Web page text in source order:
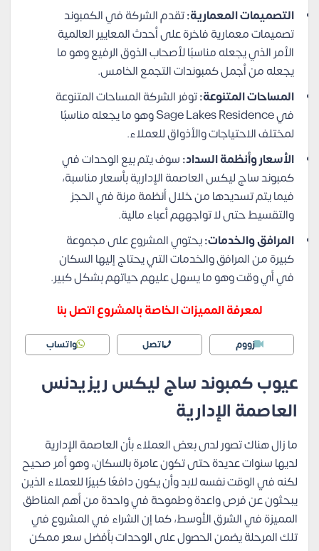
التصميمات المعمارية:تقدم الشركة في الكمبوند
تصميمات معمارية فاخرة على أحدث المعايير العالمية
الأمر الذي يجعله مناسبًا لأصحاب الذوق الرفيع وهو ما
يجعله من أجمل كمبوندات التجمع الخامس.
المساحات المتنوعة:توفر الشركة المساحات المتنوعة
في Sage Lakes Residence وهو ما يجعله مناسبًا
لمختلف الاحتياجات والأذواق للعملاء.
الأسعار وأنظمة السداد:سوف يتم بيع الوحدات في
كمبوند ساج ليكس العاصمة الإدارية بأسعار مناسبة،
فيما يتم تسديدها من خلال أنظمة مرنة في الحجز
والتقسيط حتى لا تواجههم أعباء مالية.
المرافق والخدمات:يحتوي المشروع على مجموعة
كبيرة من المرافق والخدمات التي يحتاج إليها السكان
في أي وقت وهو ما يسهل عليهم حياتهم بشكل كبير.
لمعرفة المميزات الخاصة بالمشروع اتصل بنا
زووم اتصل واتساب
عيوب كمبوند ساج ليكس ريزيدنس
العاصمة الإدارية
ما زال هناك تصور لدى بعض العملاء بأن العاصمة الإدارية
لديها سنوات عديدة حتى تكون عامرة بالسكان، وهو أمر صحيح
لكنه في الوقت نفسه لابد وأن يكون دافعًا كبيرًا للعملاء الذين
يبحثون عن فرص واعدة وطموحة في واحدة من أهم المناطق
المميزة في الشرق الأوسط، كما إن الشراء في المشروع في
تلك المرحلة يضمن الحصول على الوحدات بأفضل سعر ممكن